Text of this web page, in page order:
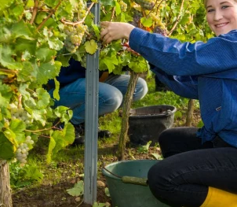
Aktiv & Natur
Kultur & Städte
Veranstaltungen
Buchung & Service
ShopRheinhessen-Blog Karte